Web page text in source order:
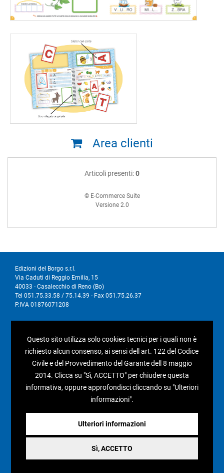
Area clienti
Articoli presenti:0
© E-Commerce Suite
Versione 2.0
Edizioni del Borgo s.r.l.
Via Caduti di Reggio Emilia, 15
40033 - Casalecchio di Reno (Bo)
Tel 051.75.33.58 / 75.14.39 - Fax 051.75.26.37
P.IVA 01876071208
Condizioni generali di vendita
Resi e rimborsi
Privacy policy
Questo sito utilizza solo cookies tecnici per i quali non è
richiesto alcun consenso, ai sensi dell art. 122 del Codice
Civile e del Provvedimento del Garante dell 8 maggio
2014. Clicca su "Sì, ACCETTO" per chiudere questa
informativa, oppure approfondisci cliccando su "Ulteriori
informazioni".
Ulteriori informazioni
Sì, ACCETTO